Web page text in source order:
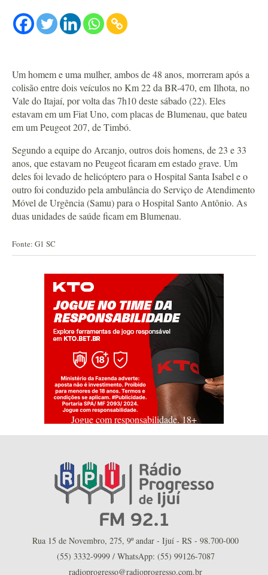
Um homem e uma mulher, ambos de 48 anos, morreram após a
colisão entre dois veículos no Km 22 da BR-470, em Ilhota, no
Vale do Itajaí, por volta das 7h10 deste sábado (22). Eles
estavam em um Fiat Uno, com placas de Blumenau, que bateu
em um Peugeot 207, de Timbó.
Segundo a equipe do Arcanjo, outros dois homens, de 23 e 33
anos, que estavam no Peugeot ficaram em estado grave. Um
deles foi levado de helicóptero para o Hospital Santa Isabel e o
outro foi conduzido pela ambulância do Serviço de Atendimento
Móvel de Urgência (Samu) para o Hospital Santo Antônio. As
duas unidades de saúde ficam em Blumenau.
Fonte: G1 SC
Jogue com responsabilidade. 18+
Rua 15 de Novembro, 275, 9º andar - Ijuí - RS - 98.700-000
(55) 3332-9999 / WhatsApp: (55) 99126-7087
radioprogresso@radioprogresso.com.br